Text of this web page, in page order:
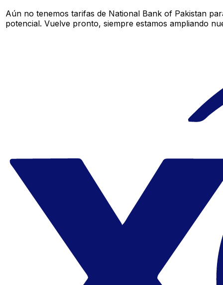
Aún no tenemos tarifas de National Bank of Pakistan
potencial. Vuelve pronto, siempre estamos ampliando